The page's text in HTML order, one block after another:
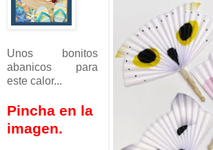
Unos bonitos
abanicos para
este calor...
Pincha en la
imagen.